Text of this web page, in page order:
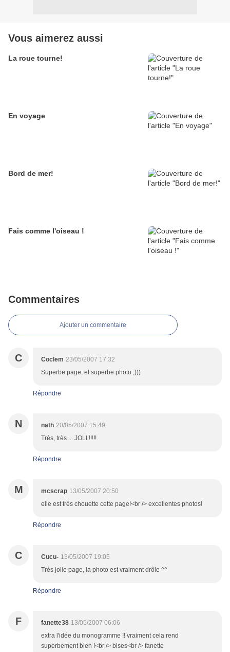
Vous aimerez aussi
La roue tourne!
En voyage
Bord de mer!
Fais comme l'oiseau !
Commentaires
Ajouter un commentaire
C Coclem 23/05/2007 17:32
Superbe page, et superbe photo ;)))
Répondre
N nath 20/05/2007 15:49
Très, très ... JOLI !!!!!
Répondre
M mcscrap 13/05/2007 20:50
elle est trés chouette cette page!<br /> excellentes photos!
Répondre
C Cucu- 13/05/2007 19:05
Très jolie page, la photo est vraiment drôle ^^
Répondre
F fanette38 13/05/2007 06:06
extra l'idée du monogramme !! vraiment cela rend
superbement bien !<br /> bises<br /> fanette